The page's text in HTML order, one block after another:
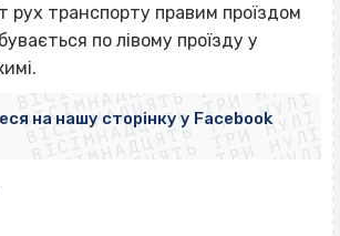
рух транспорту правим проїздом
по лівому проїзду у
ВІСІМНАДЦЯТЬ ТРИ НУЛІ
ВІСІМНАДЦЯТЬ ТРИ НУЛІ
ВІСІМНАДЦЯТЬ ТРИ НУЛІ
ВІСІМНАДЦЯТЬ ТРИ НУЛІ
ВІСІМНАДЦЯТЬ ТРИ НУЛІ
ВІСІМНАДЦЯТЬ ТРИ НУЛІ
ВІСІМНАДЦЯТЬ ТРИ НУЛІ
ВІСІМНАДЦЯТЬ ТРИ НУЛІ
на нашу сторінку у Facebook